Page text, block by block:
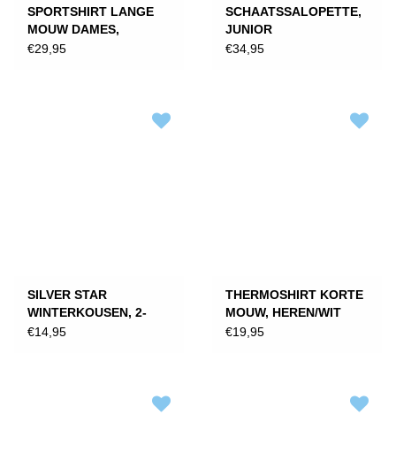
SPORTSHIRT LANGE
MOUW DAMES,
ANTRACIET
€29,95
SCHAATSSALOPETTE,
JUNIOR
€34,95
SILVER STAR
WINTERKOUSEN, 2-
PACK
€14,95
THERMOSHIRT KORTE
MOUW, HEREN/WIT
€19,95